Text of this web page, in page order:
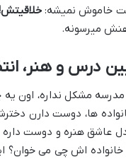
خاموش نمیشه:
میرسونه.
درس و هنر،
مشکل نداره، اون یه
ها، دوست دارن
عاشق هنره و دوست
اش چی می خوان؟